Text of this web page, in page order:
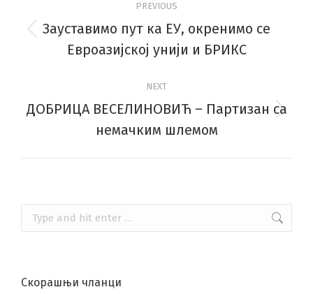
navigation
PREVIOUS
Previous
post:
Зауставимо пут ка ЕУ, окренимо се
Евроазијској унији и БРИКС
NEXT
Next
post:
ДОБРИЦА ВЕСЕЛИНОВИЋ – Партизан са
немачким шлемом
Search:
Скорашњи чланци